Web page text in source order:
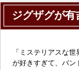
ジグザグが有
「ミステリアスな
が好きすぎて、バン